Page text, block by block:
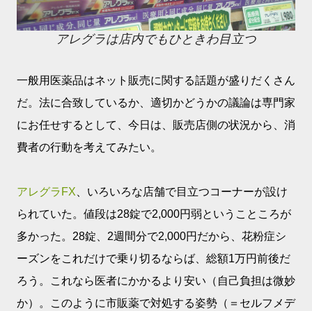
アレグラは店内でもひときわ目立つ
一般用医薬品はネット販売に関する話題が盛りだくさん
だ。法に合致しているか、適切かどうかの議論は専門家
にお任せするとして、今日は、販売店側の状況から、消
費者の行動を考えてみたい。
アレグラFX 、いろいろな店舗で目立つコーナーが設け
られていた。値段は28錠で2,000円弱ということころが
多かった。28錠、2週間分で2,000円だから、花粉症シ
ーズンをこれだけで乗り切るならば、総額1万円前後だ
ろう。これなら医者にかかるより安い（自己負担は微妙
か）。このように市販薬で対処する姿勢（＝セルフメデ